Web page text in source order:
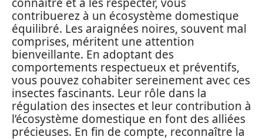
connaître et à les respecter, vous
contribuerez à un écosystème domestique
équilibré. Les araignées noires, souvent mal
comprises, méritent une attention
bienveillante. En adoptant des
comportements respectueux et préventifs,
vous pouvez cohabiter sereinement avec ces
insectes fascinants. Leur rôle dans la
régulation des insectes et leur contribution à
l’écosystème domestique en font des alliées
précieuses. En fin de compte, reconnaître la